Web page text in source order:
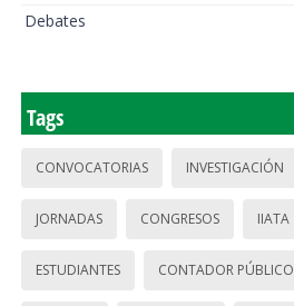
Debates
Tags
CONVOCATORIAS INVESTIGACIÓN
JORNADAS CONGRESOS IIATA
ESTUDIANTES CONTADOR PÚBLICO